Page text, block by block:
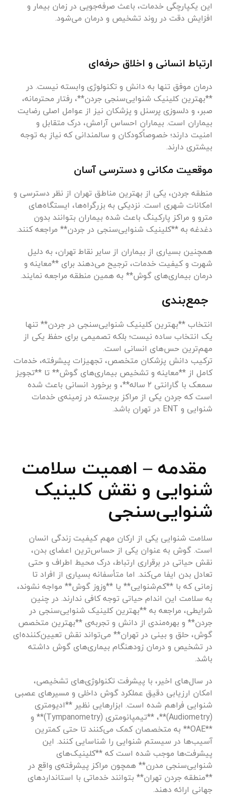
این یکپارچگی خدمات، باعث صرفه‌جویی در زمان بیمار و
افزایش دقت در روند تشخیص و درمان می‌شود.
ارتباط انسانی و اخلاق حرفه‌ای
درمان موفق تنها به دانش و تکنولوژی وابسته نیست. در
**بهترین کلینیک شنوایی‌سنجی جردن**، رفتار محترمانه،
صبر، و دلسوزی پرسنل و پزشکان نیز از عوامل اصلی رضایت
بیماران است. بیماران احساس آرامش، درک متقابل و
امنیت دارند؛ خصوصاًکودکان و سالمندانی که نیاز به توجه
بیشتری دارند.
موقعیت مکانی و دسترسی آسان
منطقه جردن، یکی از بهترین مناطق تهران از نظر دسترسی و
امکانات شهری است. نزدیکی به بزرگراه‌ها، ایستگاه‌های
مترو و مراکز پارکینگ باعث شده بیماران بتوانند بدون
دغدغه به **کلینیک شنوایی‌سنجی در جردن** مراجعه کنند.
همچنین بسیاری از بیماران از سایر نقاط تهران، به دلیل
شهرت و کیفیت خدمات، ترجیح می‌دهند برای **معاینه و
درمان بیماری‌های گوش** به همین منطقه مراجعه نمایند.
جمع‌بندی
انتخاب **بهترین کلینیک شنوایی‌سنجی در جردن** تنها
یک انتخاب ساده نیست؛ بلکه تصمیمی برای حفظ یکی از
مهم‌ترین حس‌های انسانی است.
ترکیب دانش پزشکان متخصص، تجهیزات پیشرفته، خدمات
کامل از **معاینه و تشخیص بیماری‌های گوش** تا **تجویز
سمعک با گارانتی ۲ ساله**، و برخورد انسانی باعث شده
است که جردن یکی از مراکز برجسته در زمینه‌ی خدمات
شنوایی و ENT در تهران باشد.
مقدمه – اهمیت سلامت
شنوایی و نقش کلینیک
شنوایی‌سنجی
سلامت شنوایی یکی از ارکان مهم کیفیت زندگی انسان
است. گوش به عنوان یکی از حساس‌ترین اعضای بدن،
نقش حیاتی در برقراری ارتباط، درک محیط اطراف و حتی
تعادل بدن ایفا می‌کند. اما متأسفانه بسیاری از افراد تا
زمانی که با **کم‌شنوایی** یا **وزوز گوش** مواجه نشوند،
به سلامت این اندام حیاتی توجه کافی ندارند. در چنین
شرایطی، مراجعه به **بهترین کلینیک شنوایی‌سنجی در
جردن** و بهره‌مندی از دانش و تجربه‌ی **بهترین متخصص
گوش، حلق و بینی در تهران** می‌تواند نقش تعیین‌کننده‌ای
در تشخیص و درمان زودهنگام بیماری‌های گوش داشته
باشد.
در سال‌های اخیر، با پیشرفت تکنولوژی‌های تشخیصی،
امکان ارزیابی دقیق عملکرد گوش داخلی و مسیرهای عصبی
شنوایی فراهم شده است. ابزارهایی نظیر **ادیومتری
(Audiometry)**، **تیمپانومتری (Tympanometry)** و
**OAE** به متخصصان کمک می‌کنند تا حتی کمترین
آسیب‌ها در سیستم شنوایی را شناسایی کنند. این
پیشرفت‌ها موجب شده است که **کلینیک‌های
شنوایی‌سنجی مدرن** همچون مراکز پیشرفته‌ی واقع در
**منطقه جردن تهران** بتوانند خدماتی با استانداردهای
جهانی ارائه دهند.